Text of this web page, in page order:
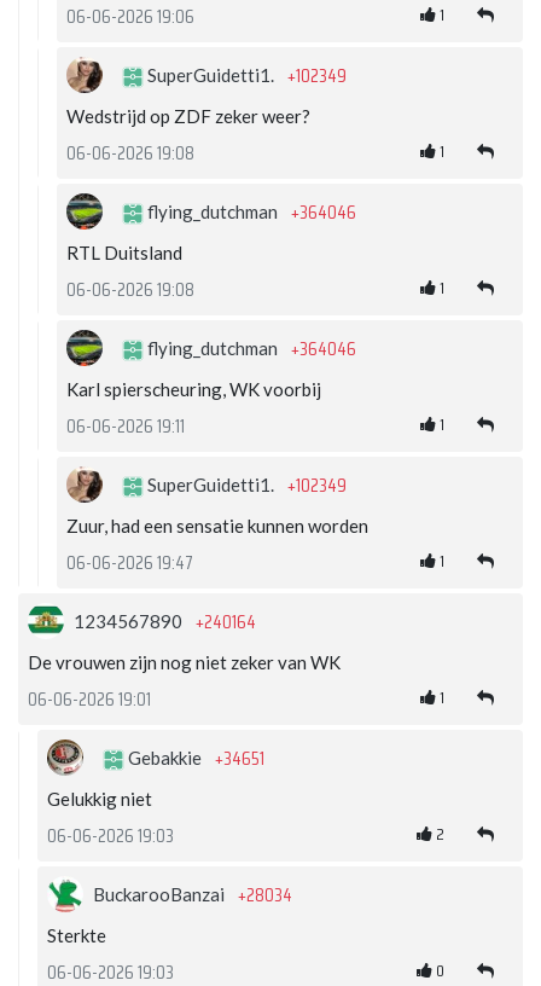
06-06-2026 19:06 1
SuperGuidetti1. +102349
Wedstrijd op ZDF zeker weer?
06-06-2026 19:08 1
flying_dutchman +364046
RTL Duitsland
06-06-2026 19:08 1
flying_dutchman +364046
Karl spierscheuring, WK voorbij
06-06-2026 19:11 1
SuperGuidetti1. +102349
Zuur, had een sensatie kunnen worden
06-06-2026 19:47 1
1234567890 +240164
De vrouwen zijn nog niet zeker van WK
06-06-2026 19:01 1
Gebakkie +34651
Gelukkig niet
06-06-2026 19:03 2
BuckarooBanzai +28034
Sterkte
06-06-2026 19:03 0